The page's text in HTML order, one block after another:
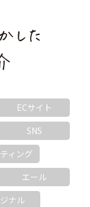
ECサイト
SNS
ィング
エール
ナル